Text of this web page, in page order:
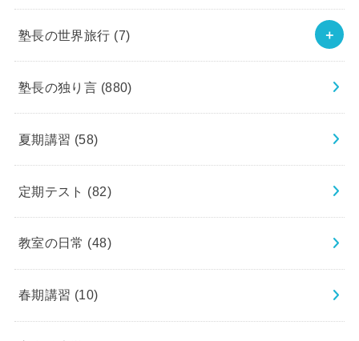
塾長の世界旅行 (7)
塾長の独り言 (880)
夏期講習 (58)
定期テスト (82)
教室の日常 (48)
春期講習 (10)